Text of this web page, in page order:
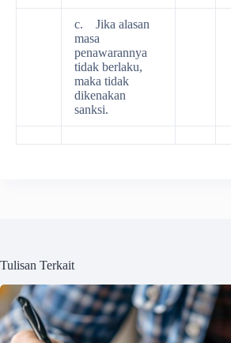
c. Jika alasan
masa
penawarannya
tidak berlaku,
maka tidak
dikenakan
sanksi.
Tulisan Terkait